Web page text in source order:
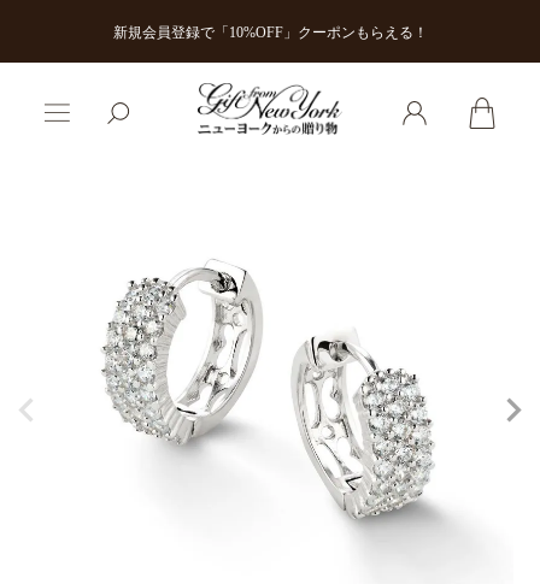
新規会員登録で「10%OFF」クーポンもらえる！